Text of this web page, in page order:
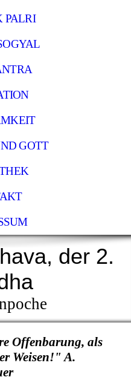
PALRI
GOTT
der 2.
Offenbarung, als
Weisen!" A.